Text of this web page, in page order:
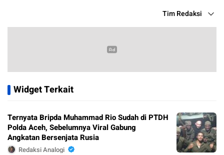
Tim Redaksi
Widget Terkait
Ternyata Bripda Muhammad Rio Sudah di PTDH
Polda Aceh, Sebelumnya Viral Gabung
Angkatan Bersenjata Rusia
Redaksi Analogi